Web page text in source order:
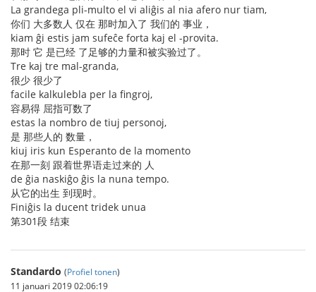
La grandega pli-multo el vi aliĝis al nia afero nur tiam,
你们 大多数人 仅在 那时加入了 我们的 事业，
kiam ĝi estis jam sufeĉe forta kaj el -provita.
那时 它 是已经 了足够的力量和被实验过了。
Tre kaj tre mal-granda,
很少 很少了
facile kalkulebla per la fingroj,
容易得 屈指可数了
estas la nombro de tiuj personoj,
是 那些人的 数量，
kiuj iris kun Esperanto de la momento
在那一刻 跟着世界语走过来的 人
de ĝia naskiĝo ĝis la nuna tempo.
从它的出生 到现时。
Finiĝis la ducent tridek unua
第301段 结束
Standardo (Profiel tonen)
11 januari 2019 02:06:19